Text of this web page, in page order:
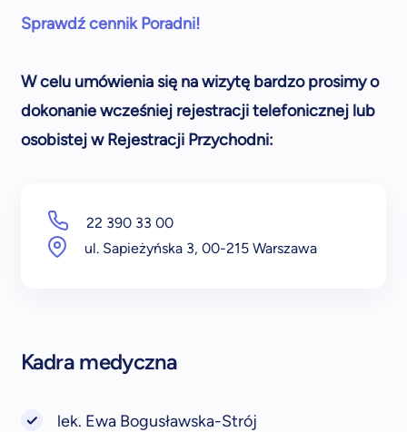
Sprawdź cennik Poradni!
W celu umówienia się na wizytę bardzo prosimy o
dokonanie wcześniej rejestracji telefonicznej lub
osobistej w Rejestracji Przychodni:
22 390 33 00
ul. Sapieżyńska 3, 00-215 Warszawa
Kadra medyczna
lek. Ewa Bogusławska-Strój